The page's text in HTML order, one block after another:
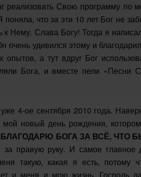
реализовать Свою программу
поняла, что за эти 10 лет Бог не
к Нему. Слава Богу! Тогда я
очень удивился этому и
опытов, а тут вдруг Бог
Бога, и вместе пели
4-ое сентября 2010 года.
новый день рождения,
БОГА ЗА ВСЁ, ЧТО
правую руку. И самое главное
такую, какая я есть, потому